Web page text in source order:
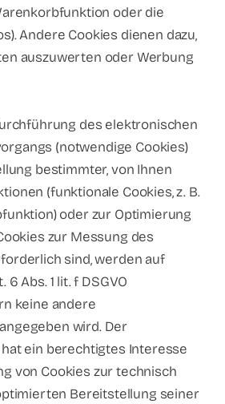
oder die
Andere Cookies dienen dazu,
auszuwerten oder Werbung
des elektronischen
(notwendige Cookies)
bestimmter, von Ihnen
(funktionale Cookies, z. B.
oder zur Optimierung
zur Messung des
sind, werden auf
Abs. 1 lit. f DSGVO
keine andere
wird. Der
ein berechtigtes Interesse
von Cookies zur technisch
Bereitstellung seiner